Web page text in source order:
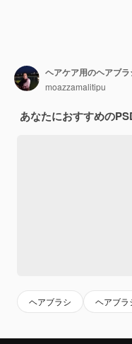
ヘアケア用のヘアブ
moazzamalitipu
あなたにおすすめの
ヘアブラシ ヘアブラ